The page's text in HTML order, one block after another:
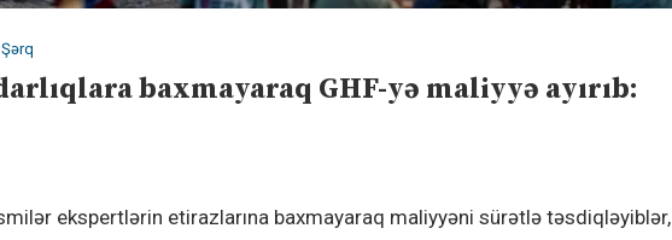
Şərq
baxmayaraq GHF-yə maliyyə ayırıb:
ekspertlərin etirazlarına baxmayaraq maliyyəni sürətlə təsdiqləyiblər,